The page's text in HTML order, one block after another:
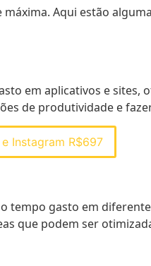
Aqui estão
em aplicativos e sites,
de produtividade e
Instagram R$697
gasto em
que podem ser